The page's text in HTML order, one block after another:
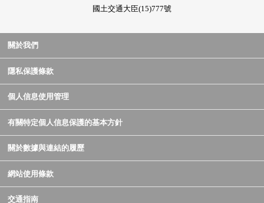
國土交通大臣(15)777號
關於我們
隱私保護條款
個人信息使用管理
有關特定個人信息保護的基本方針
關於數據與連結的履歷
網站使用條款
交通指南